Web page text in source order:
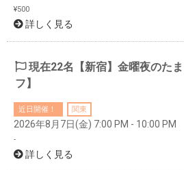
¥500
詳しく見る
現在22名【新宿】金曜夜のた
フ】
近日開催！ 関東
2026年8月7日(金) 7:00 PM - 10:00 PM
-
詳しく見る